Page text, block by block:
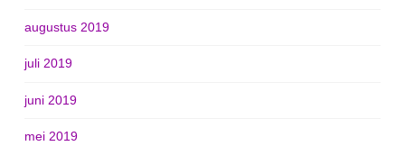
augustus 2019
juli 2019
juni 2019
mei 2019